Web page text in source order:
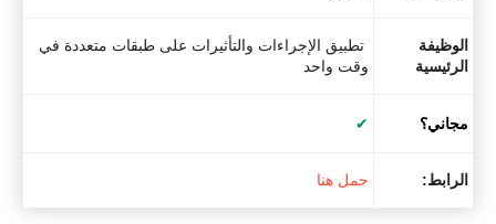
الوظيفة
الرئيسية
تطبيق الإجراءات والتأثيرات على طبقات متعددة في
وقت واحد
مجاني؟ ✔
الرابط: حمل هنا